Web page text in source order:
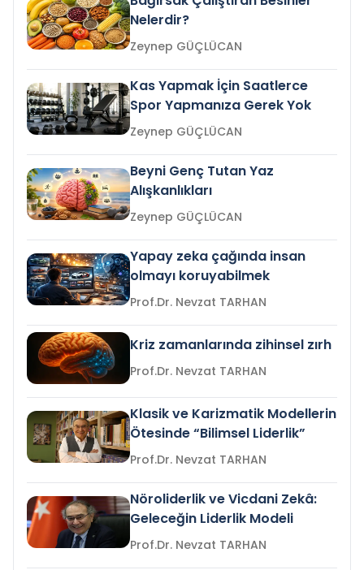
Nelerdir?
Zeynep GÜÇLÜCAN
Kas Yapmak İçin Saatlerce
Spor Yapmanıza Gerek Yok
Zeynep GÜÇLÜCAN
Beyni Genç Tutan Yaz
Alışkanlıkları
Zeynep GÜÇLÜCAN
Yapay zeka çağında insan
olmayı koruyabilmek
Prof.Dr. Nevzat TARHAN
Kriz zamanlarında zihinsel zırh
Prof.Dr. Nevzat TARHAN
Klasik ve Karizmatik Modellerin
Ötesinde “Bilimsel Liderlik”
Prof.Dr. Nevzat TARHAN
Nöroliderlik ve Vicdani Zekâ:
Geleceğin Liderlik Modeli
Prof.Dr. Nevzat TARHAN